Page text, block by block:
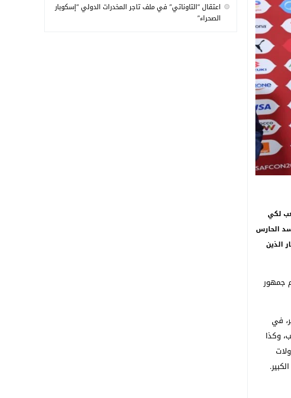
لكي
قلوب شعب بأكمله. وفي النسخة الـ35 من كأس إفريقيا للأمم -المغرب 2025 يجسد الحارس
الذين
جمهور
في
وكذا
لمحاولات
اعتقال “التاوناتي” في ملف تاجر المخدرات الدولي “إسكوبار
الصحراء”